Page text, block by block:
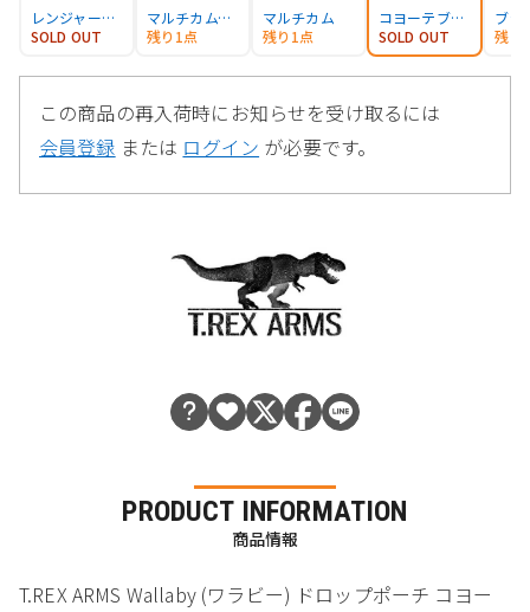
レンジャーグリーン
SOLD OUT
マルチカムブラック
残り1点
マルチカム
残り1点
コヨーテブラウン
SOLD OUT
ブラ
残り
この商品の再入荷時にお知らせを受け取るには
会員登録 または ログイン が必要です。
PRODUCT INFORMATION
商品情報
T.REX ARMS Wallaby (ワラビー) ドロップポーチ コヨー